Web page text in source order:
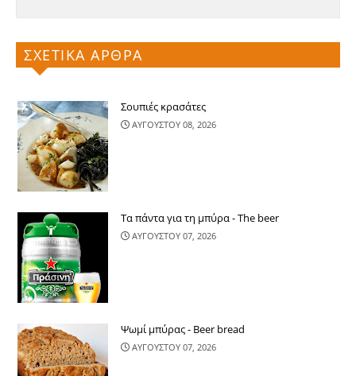
ΣΧΕΤΙΚΑ ΑΡΘΡΑ
Σουπιές κρασάτες
ΑΥΓΟΥΣΤΟΥ 08, 2026
Τα πάντα για τη μπύρα - The beer
ΑΥΓΟΥΣΤΟΥ 07, 2026
Ψωμί μπύρας - Beer bread
ΑΥΓΟΥΣΤΟΥ 07, 2026